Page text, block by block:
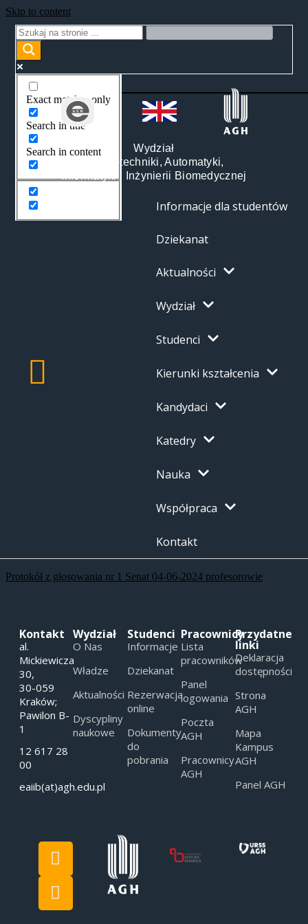
Skip to content
Exact matches only
Search in title
Search in content
Wydział
Elektrotechniki, Automatyki,
Informatyki i Inżynierii Biomedycznej
Informacje dla studentów
Dziekanat
Aktualności
Wydział
Studenci
Kierunki kształcenia
Kandydaci
Katedry
Nauka
Współpraca
Kontakt
Protokół z głosowania nr 1 Senat 04-06-2024 profesorowie
Kontakt
al.
Mickiewicza
30,
30-059
Kraków;
Pawilon B-
1
12 617 28
00
eaiib(at)agh.edu.pl
Wydział
O Nas
Władze
Aktualności
Dyscypliny
naukowe
Studenci
Informacje
Dziekanat
Rezerwacja
online
Dokumenty
do
pobrania
Pracownicy
Lista
pracowników
Panel
logowania
Poczta
AGH
Pracownicy
AGH
Przydatne
linki
Deklaracja
dostępności
Strona
AGH
Mapa
Kampus
AGH
Panel AGH